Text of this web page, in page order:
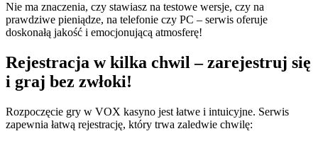
Nie ma znaczenia, czy stawiasz na testowe wersje, czy na
prawdziwe pieniądze, na telefonie czy PC – serwis oferuje
doskonałą jakość i emocjonującą atmosferę!
Rejestracja w kilka chwil – zarejestruj się
i graj bez zwłoki!
Rozpoczęcie gry w VOX kasyno jest łatwe i intuicyjne. Serwis
zapewnia łatwą rejestrację, który trwa zaledwie chwilę: